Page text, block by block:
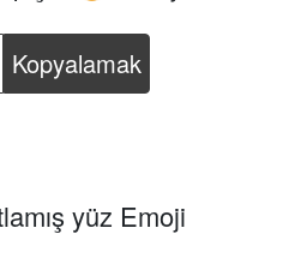
Kopyalamak
yüz Emoji